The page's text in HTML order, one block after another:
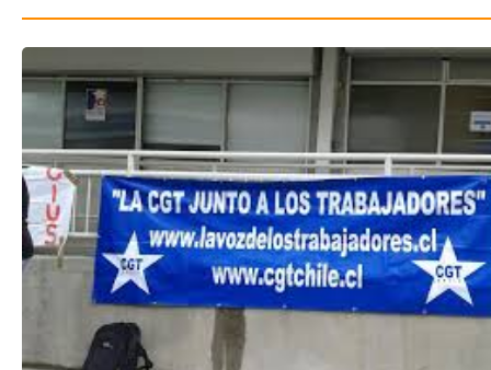
POLICIAL
POLÍTICA
AUDIOS
VIDEOS
GALERIA DE FOTOS
APP MÓVIL
TRANSPARENCIA